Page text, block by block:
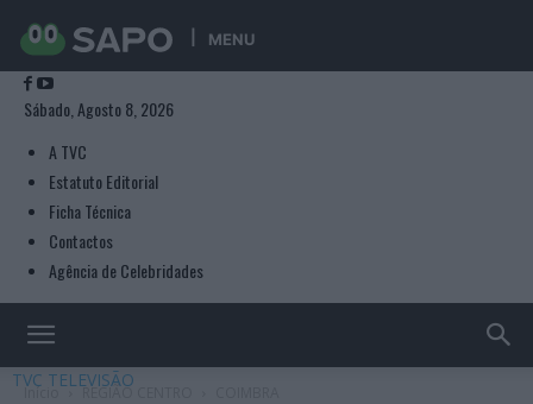
MENU
Sábado, Agosto 8, 2026
A TVC
Estatuto Editorial
Ficha Técnica
Contactos
Agência de Celebridades
TVC TELEVISÃO
Início REGIÃO CENTRO